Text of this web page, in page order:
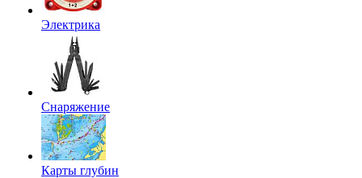
Электрика
Снаряжение
Карты глубин